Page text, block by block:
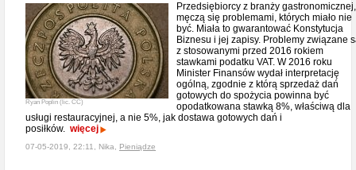
Ryan Poplin (lic. CC)
Przedsiębiorcy z branży gastronomicznej,
męczą się problemami, których miało nie
być. Miała to gwarantować Konstytucja
Biznesu i jej zapisy. Problemy związane
z stosowanymi przed 2016 rokiem
stawkami podatku VAT. W 2016 roku
Minister Finansów wydał interpretację
ogólną, zgodnie z którą sprzedaż dań
gotowych do spożycia powinna być
opodatkowana stawką 8%, właściwą dla
usługi restauracyjnej, a nie 5%, jak dostawa gotowych dań i
posiłków. więcej
07-05-2019, 22:11, Nika, Pieniądze